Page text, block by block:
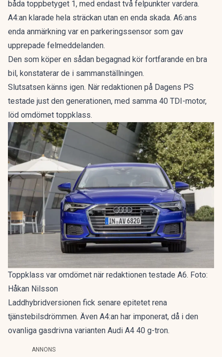
båda toppbetyget 1, med endast två felpunkter vardera.
A4:an klarade hela sträckan utan en enda skada. A6:ans
enda anmärkning var en parkeringssensor som gav
upprepade felmeddelanden.
Den som köper en sådan begagnad kör fortfarande en bra
bil, konstaterar de i sammanställningen.
Slutsatsen känns igen. När redaktionen på Dagens PS
testade just den generationen, med samma 40 TDI-motor,
löd omdömet toppklass.
Toppklass var omdömet när redaktionen testade A6. Foto:
Håkan Nilsson
Laddhybridversionen fick senare epitetet rena
tjänstebilsdrömmen. Även A4:an har imponerat, då i den
ovanliga gasdrivna varianten Audi A4 40 g-tron.
ANNONS